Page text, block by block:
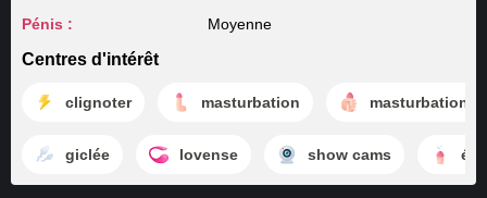
Pénis : Moyenne
Centres d'intérêt
clignoter masturbation masturbation
giclée lovense show cams